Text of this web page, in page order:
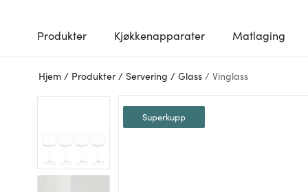
Produkter Kjøkkenapparater Matlaging
Hjem / Produkter / Servering / Glass / Vinglass
Superkupp